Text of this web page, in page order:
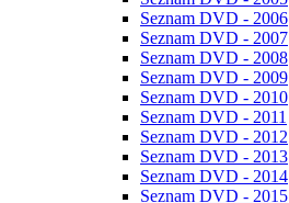
Seznam DVD - 2006
Seznam DVD - 2007
Seznam DVD - 2008
Seznam DVD - 2009
Seznam DVD - 2010
Seznam DVD - 2011
Seznam DVD - 2012
Seznam DVD - 2013
Seznam DVD - 2014
Seznam DVD - 2015